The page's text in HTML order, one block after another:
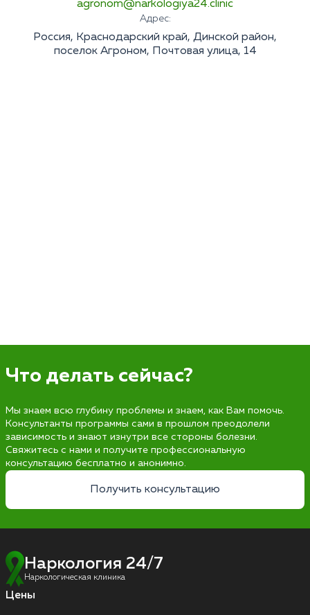
agronom@narkologiya24.clinic
Адрес:
Россия, Краснодарский край, Динской район,
поселок Агроном, Почтовая улица, 14
Что делать сейчас?
Мы знаем всю глубину проблемы и знаем, как Вам помочь.
Консультанты программы сами в прошлом преодолели
зависимость и знают изнутри все стороны болезни.
Свяжитесь с нами и получите профессиональную
консультацию бесплатно и анонимно.
Получить консультацию
Наркология 24/7
Наркологическая клиника
Цены